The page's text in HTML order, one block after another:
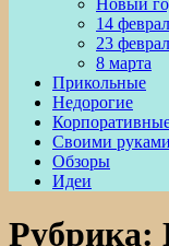
Новый
14
23
8 марта
Прикольные
Недорогие
Своими руками
Обзоры
Идеи
Рубрика: